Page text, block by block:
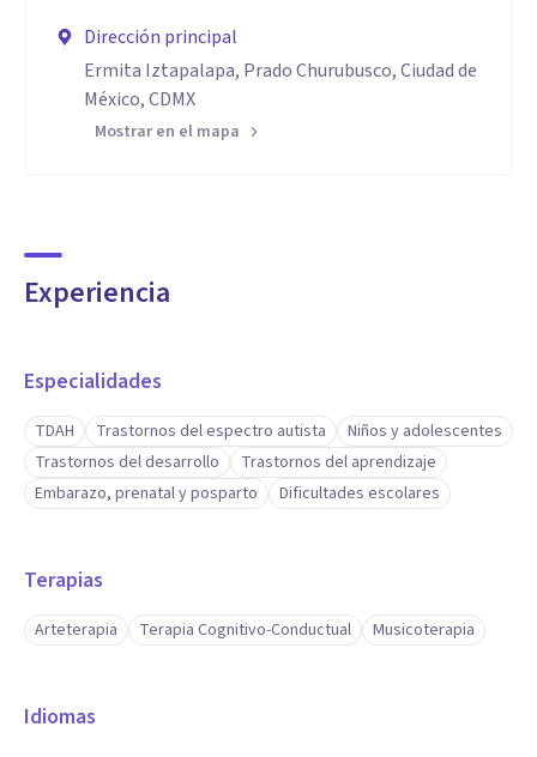
Dirección principal
Ermita Iztapalapa, Prado Churubusco, Ciudad de
México, CDMX
Mostrar en el mapa
Experiencia
Especialidades
TDAH Trastornos del espectro autista
Niños y adolescentes
Trastornos del desarrollo
Trastornos del aprendizaje
Embarazo, prenatal y posparto
Dificultades escolares
Terapias
Arteterapia Terapia Cognitivo-Conductual Musicoterapia
Idiomas